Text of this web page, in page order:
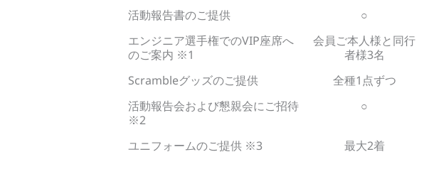
活動報告書のご提供
○
エンジニア選手権でのVIP座席へ
のご案内 ※1
会員ご本人様と同行
者様3名
Scrambleグッズのご提供
全種1点ずつ
活動報告会および懇親会にご招待
※2
○
ユニフォームのご提供 ※3 最大2着